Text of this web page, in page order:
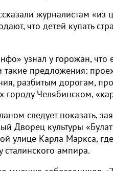
журналистам «из
что детей купать
узнал у горожан,
такие предложения:
разбитым дорогам,
городу Челябинском,
следует показать,
Дворец культуры
улице Карла Маркса,
сталинского ампира.